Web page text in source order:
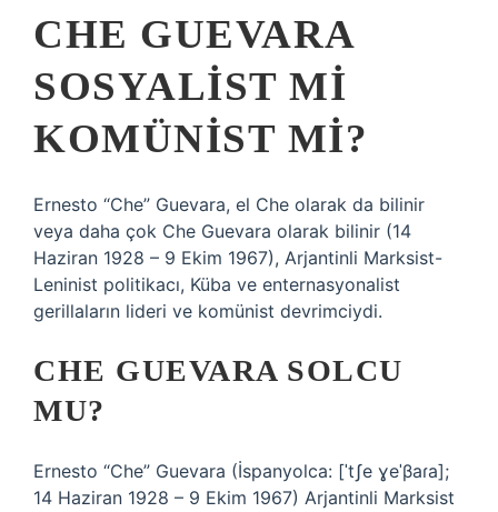
CHE GUEVARA
SOSYALIST MI
KOMÜNIST MI?
Ernesto “Che” Guevara, el Che olarak da bilinir
veya daha çok Che Guevara olarak bilinir (14
Haziran 1928 – 9 Ekim 1967), Arjantinli Marksist-
Leninist politikacı, Küba ve enternasyonalist
gerillaların lideri ve komünist devrimciydi.
CHE GUEVARA SOLCU
MU?
Ernesto “Che” Guevara (İspanyolca: [ˈtʃe ɣeˈβaɾa];
14 Haziran 1928 – 9 Ekim 1967) Arjantinli Marksist